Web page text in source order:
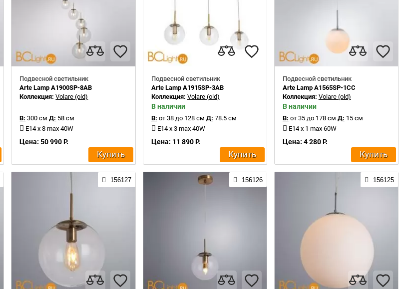
Подвесной светильник
Arte Lamp A1900SP-8AB
Коллекция:Volare (old)
В: 300 см Д: 58 см
E14 x 8 max 40W
Цена: 50 990 Р.
Купить
Подвесной светильник
Arte Lamp A1915SP-3AB
Коллекция: Volare (old)
В наличии
В: от 38 до 128 см Д: 78.5 см
E14 x 3 max 40W
Цена: 11 890 Р.
Купить
Подвесной светильник
Arte Lamp A1565SP-1CC
Коллекция: Volare (old)
В наличии
В: от 35 до 178 см Д: 15 см
E14 x 1 max 60W
Цена: 4 280 Р.
Купить
156127 156126 156125